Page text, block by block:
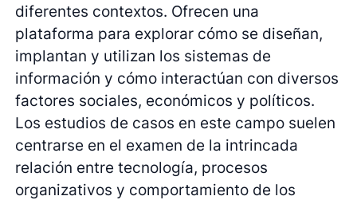
diferentes contextos. Ofrecen una
plataforma para explorar cómo se diseñan,
implantan y utilizan los sistemas de
información y cómo interactúan con diversos
factores sociales, económicos y políticos.
Los estudios de casos en este campo suelen
centrarse en el examen de la intrincada
relación entre tecnología, procesos
organizativos y comportamiento de los